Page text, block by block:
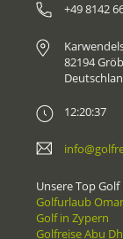
+49 8142
82194
12:20:37
Unsere Top
Golfurlaub
Golf in Zypern
Golfreise Abu